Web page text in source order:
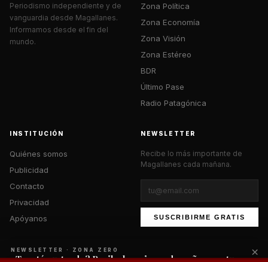
Periodismo independiente y de
vanguardia desde Magallanes.
Informamos desde el fin del
mundo.
Zona Política
Zona Economía
Zona Visión
Zona Estéreo
BDR
Último Pase
Radio Patagónica
INSTITUCIÓN
Quiénes somos
Publicidad
Contacto
Privacidad
Apóyanos
NEWSLETTER
Recibe lo más importante de
Magallanes cada mañana.
SUSCRIBIRME GRATIS
NEWSLETTER · ZONA ZERO
¿Te está gustando? Recibe lo mejor cada mañana en tu ×